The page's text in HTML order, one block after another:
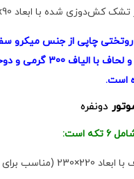
چاپی از جنس میکرو
رنگ است و لحاف با
است.
دو‌نفره
است: